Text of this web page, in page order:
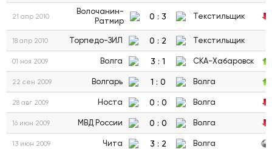
21 апр 2010
Волочанин-
Ратмир
0 : 3 Текстильщик
18 апр 2010 Торпедо-ЗИЛ 0 : 2 Текстильщик
01 ноя 2009 Волга 3 : 1 СКА-Хабаровск
22 сен 2009 Волгарь 1 : 0 Волга
28 авг 2009 Носта 0 : 0 Волга
16 июн 2009 МВД России 0 : 0 Волга
13 июн 2009 Чита 3 : 2 Волга